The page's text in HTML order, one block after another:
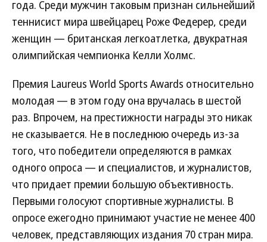
года. Среди мужчин таковым признан сильнейший
теннисист мира швейцарец Роже Федерер, среди
женщин — британская легкоатлетка, двукратная
олимпийская чемпионка Келли Холмс.
Премия Laureus World Sports Awards относительно
молодая — в этом году она вручалась в шестой
раз. Впрочем, на престижности награды это никак
не сказывается. Не в последнюю очередь из-за
того, что победители определяются в рамках
одного опроса — и специалистов, и журналистов,
что придает премии большую объективность.
Первыми голосуют спортивные журналисты. В
опросе ежегодно принимают участие не менее 400
человек, представляющих издания 70 стран мира.